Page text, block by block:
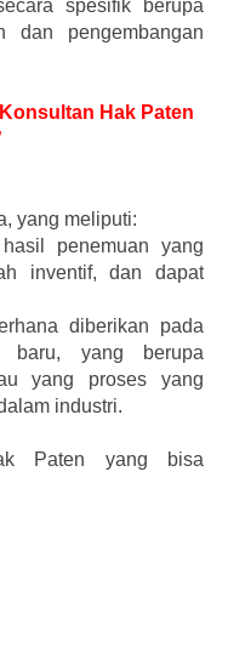
spesifik berupa
dan pengembangan
Hak Paten
yang meliputi:
penemuan yang
inventif, dan dapat
diberikan pada
baru, yang berupa
yang proses yang
industri.
Paten yang bisa